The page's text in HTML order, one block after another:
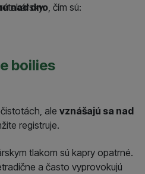
nad dno , čím sú:
boilies
ale vznášajú sa nad
registruje.
tlakom sú kapry opatrné.
a často vyprovokujú